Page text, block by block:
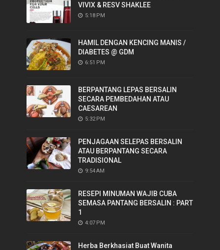
VIVIX & RESV SHAKLEE
5:18 PM
HAMIL DENGAN KENCING MANIS /
DIABETES @ GDM
6:51 PM
BERPANTANG LEPAS BERSALIN
SECARA PEMBEDAHAN ATAU
CAESAREAN
5:32 PM
PENJAGAAN SELEPAS BERSALIN
ATAU BERPANTANG SECARA
TRADISIONAL
9:54 AM
RESEPI MINUMAN WAJIB CUBA
SEMASA PANTANG BERSALIN : PART
1
4:07 PM
Herba Berkhasiat Buat Wanita